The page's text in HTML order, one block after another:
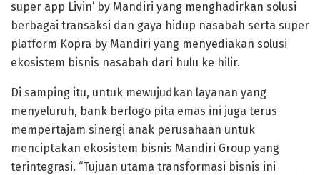
super app Livin’ by Mandiri yang menghadirkan solusi
berbagai transaksi dan gaya hidup nasabah serta super
platform Kopra by Mandiri yang menyediakan solusi
ekosistem bisnis nasabah dari hulu ke hilir.
Di samping itu, untuk mewujudkan layanan yang
menyeluruh, bank berlogo pita emas ini juga terus
mempertajam sinergi anak perusahaan untuk
menciptakan ekosistem bisnis Mandiri Group yang
terintegrasi. “Tujuan utama transformasi bisnis ini